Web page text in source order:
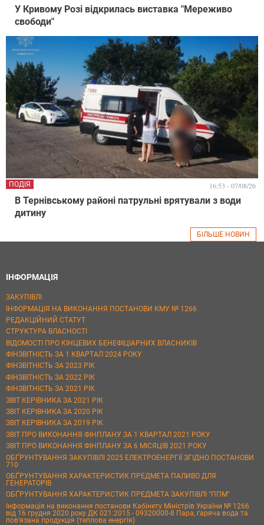
У Кривому Розі відкрилась виставка "Мереживо
свободи"
В Тернівському районі патрульні врятували з води
дитину
ПОДІЯ 16:53 - 07/08/26
БІЛЬШЕ НОВИН
ІНФОРМАЦІЯ
ЗАКУПІВЛІ
ІНФОРМАЦІЯ НА ВИКОНАННЯ ПОСТАНОВИ КМУ № 1266
РЕДАКЦІЙНИЙ СТАТУТ
СТРУКТУРА ВЛАСНОСТІ
ВІДОМОСТІ ПРО КІНЦЕВИХ БЕНЕФІЦІАРНИХ ВЛАСНИКІВ
ФІНЗВІТНІСТЬ ЗА 1 КВАРТАЛ 2024 РОКУ
ФІНЗВІТНІСТЬ ЗА 2023 РІК
ФІНЗВІТНІСТЬ ЗА 2022 РІК
ФІНЗВІТНІСТЬ ЗА 2021 РІК
ЗВІТ КЕРІВНИКА ЗА 2021 РІК
ЗВІТ КЕРІВНИКА ЗА 2020 РІК
ЗВІТ КЕРІВНИКА ЗА 2019 РІК
ЗВІТ ПРО ВИКОНАННЯ ФІНПЛАНУ ЗА 1 КВАРТАЛ 2021 РОКУ
ЗВІТ ПРО ВИКОНАННЯ ФІНПЛАНУ ЗА 6 МІСЯЦІВ 2021 РОКУ
ОБҐРУНТУВАННЯ ЗАКУПІВЛІ 2025 ЕЛЕКТРОЕНЕРГІЇ ЗГІДНО ПОСТАНОВИ
710
ОБҐРУНТУВАННЯ ХАРАКТЕРИСТИК ПРЕДМЕТА ПАЛИВО ДЛЯ
ГЕНЕРАТОРІВ
ОБҐРУНТУВАННЯ ХАРАКТЕРИСТИК ПРЕДМЕТА ЗАКУПІВЛІ "ППМ"
Інформація на виконання постанови Кабінету Міністрів України № 1266
від 16 грудня 2020 року ДК 021:2015 - 09320000-8 Пара, гаряча вода та
пов’язана продукція (теплова енергія)